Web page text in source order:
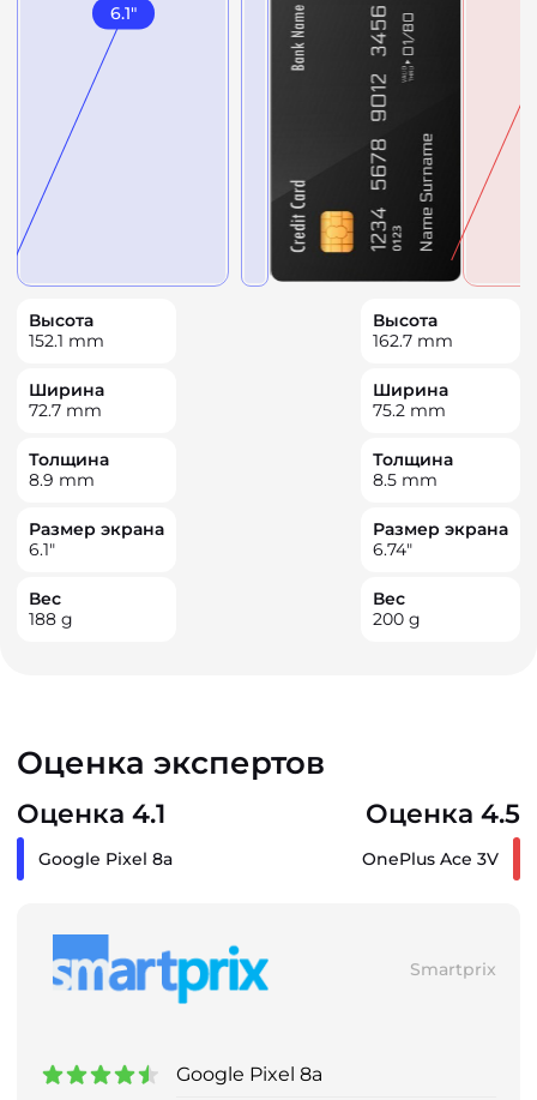
6.1"
Высота
152.1 mm
Ширина
72.7 mm
Толщина
8.9 mm
Размер экрана
6.1"
Вес
188 g
Высота
162.7 mm
Ширина
75.2 mm
Толщина
8.5 mm
Размер экрана
6.74"
Вес
200 g
Оценка экспертов
Оценка 4.1 Оценка 4.5
Google Pixel 8a OnePlus Ace 3V
Smartprix
Google Pixel 8a